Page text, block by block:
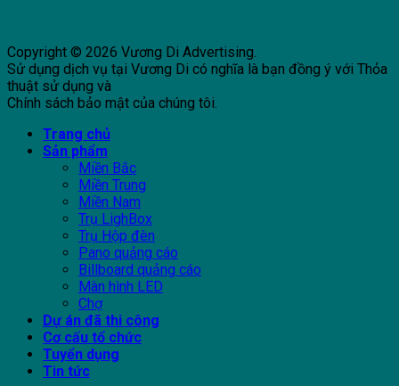
Copyright © 2026 Vương Di Advertising.
Sử dụng dịch vụ tại Vương Di có nghĩa là bạn đồng ý với Thỏa
thuật sử dụng và
Chính sách bảo mật của chúng tôi.
Trang chủ
Sản phẩm
Miền Bắc
Miền Trung
Miền Nam
Trụ LighBox
Trụ Hộp đèn
Pano quảng cáo
Billboard quảng cáo
Màn hình LED
Chợ
Dự án đã thi công
Cơ cấu tổ chức
Tuyển dụng
Tin tức